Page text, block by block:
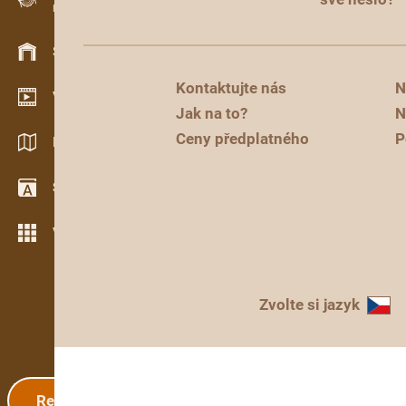
Evidence dřeva v terénu
Skladové hospodářství
Video showroom
Katalogy / Brožury
Slovník
Více možností
Registrace
Kontaktujte nás
Jak na to?
Ceny předplatného
Zvolte si jazyk